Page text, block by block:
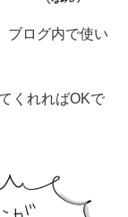
ブログ内で使い
くれればOKで